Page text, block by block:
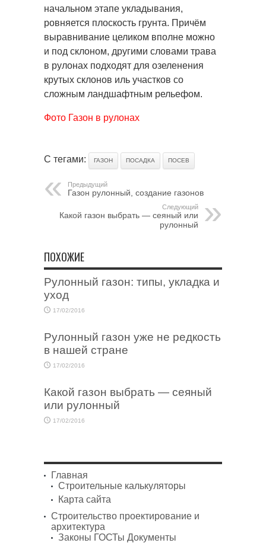
начальном этапе укладывания,
ровняется плоскость грунта. Причём
выравнивание целиком вполне можно
и под склоном, другими словами трава
в рулонах подходят для озеленения
крутых склонов иль участков со
сложным ландшафтным рельефом.
Фото Газон в рулонах
С тегами: ГАЗОН ПОСАДКА ПОСЕВ
Предыдущий
Газон рулонный, создание газонов
Следующий
Какой газон выбрать — сеяный или
рулонный
ПОХОЖИЕ
Рулонный газон: типы, укладка и
уход
17/02/2016
Рулонный газон уже не редкость
в нашей стране
17/02/2016
Какой газон выбрать — сеяный
или рулонный
17/02/2016
Главная
Строительные калькуляторы
Карта сайта
Строительство проектирование и
архитектура
Законы ГОСТы Документы